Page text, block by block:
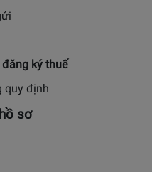
ký thuế
quy định
sơ